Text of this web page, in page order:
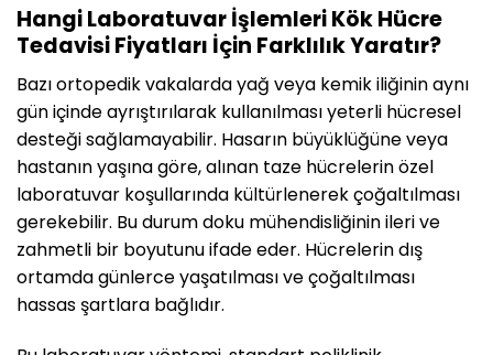
Hangi Laboratuvar İşlemleri Kök Hücre
Tedavisi Fiyatları İçin Farklılık Yaratır?
Bazı ortopedik vakalarda yağ veya kemik iliğinin aynı
gün içinde ayrıştırılarak kullanılması yeterli hücresel
desteği sağlamayabilir. Hasarın büyüklüğüne veya
hastanın yaşına göre, alınan taze hücrelerin özel
laboratuvar koşullarında kültürlenerek çoğaltılması
gerekebilir. Bu durum doku mühendisliğinin ileri ve
zahmetli bir boyutunu ifade eder. Hücrelerin dış
ortamda günlerce yaşatılması ve çoğaltılması
hassas şartlara bağlıdır.